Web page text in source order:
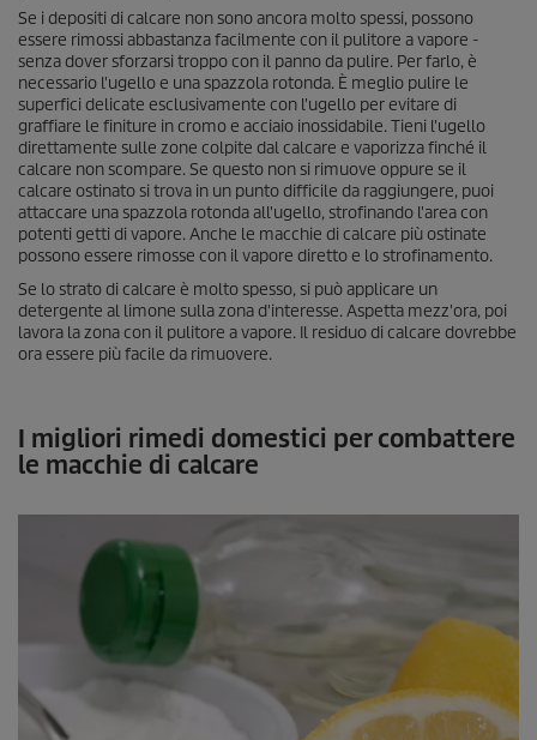
Se i depositi di calcare non sono ancora molto spessi, possono
essere rimossi abbastanza facilmente con il pulitore a vapore -
senza dover sforzarsi troppo con il panno da pulire. Per farlo, è
necessario l'ugello e una spazzola rotonda. È meglio pulire le
superfici delicate esclusivamente con l'ugello per evitare di
graffiare le finiture in cromo e acciaio inossidabile. Tieni l'ugello
direttamente sulle zone colpite dal calcare e vaporizza finché il
calcare non scompare. Se questo non si rimuove oppure se il
calcare ostinato si trova in un punto difficile da raggiungere, puoi
attaccare una spazzola rotonda all'ugello, strofinando l'area con
potenti getti di vapore. Anche le macchie di calcare più ostinate
possono essere rimosse con il vapore diretto e lo strofinamento.
Se lo strato di calcare è molto spesso, si può applicare un
detergente al limone sulla zona d'interesse. Aspetta mezz'ora, poi
lavora la zona con il pulitore a vapore. Il residuo di calcare dovrebbe
ora essere più facile da rimuovere.
I migliori rimedi domestici per combattere
le macchie di calcare